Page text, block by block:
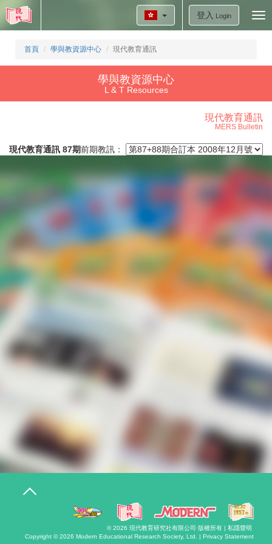
登入 Login
首頁 學與教資源中心 現代教育通訊
學與教資源中心
L & T Resources
現代教育通訊
MERS Bulletin
現代教育通訊 87期前期教訊：
T
n
© 2026 現代教育研究社有限公司 ·版權所有 | 私隱聲明
Copyright © 2026 Modern Educational Research Society, Ltd. | Privacy Statement